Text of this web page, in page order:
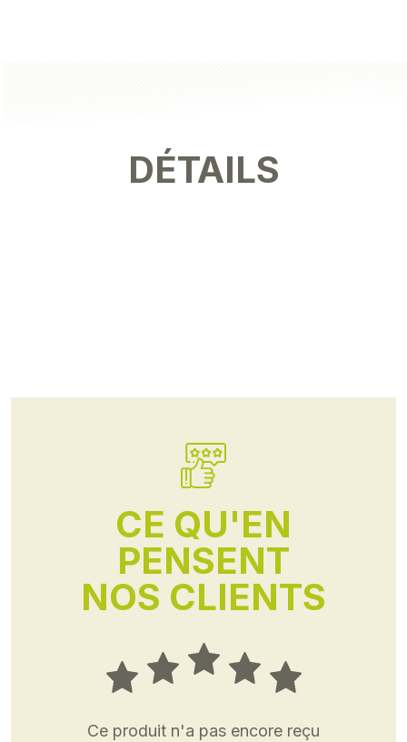
DÉTAILS
CE QU'EN
PENSENT
NOS CLIENTS
Ce produit n'a pas encore reçu